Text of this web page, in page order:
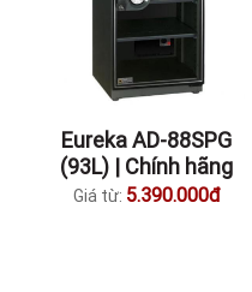
Eureka AD-88SPG
(93L) | Chính hãng
Giá từ: 5.390.000đ